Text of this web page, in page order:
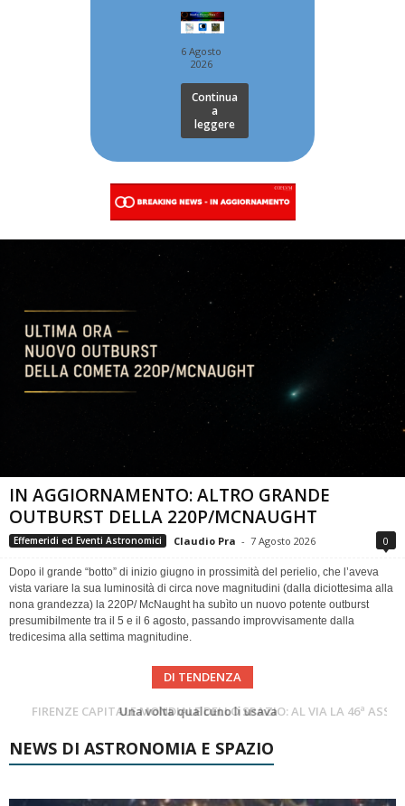
6 Agosto
2026
Continua
a
leggere
IN AGGIORNAMENTO: ALTRO GRANDE
OUTBURST DELLA 220P/MCNAUGHT
Effemeridi ed Eventi Astronomici Claudio Pra - 7 Agosto 2026 0
Dopo il grande “botto” di inizio giugno in prossimità del perielio, che l’aveva
vista variare la sua luminosità di circa nove magnitudini (dalla diciottesima alla
nona grandezza) la 220P/ McNaught ha subìto un nuovo potente outburst
presumibilmente tra il 5 e il 6 agosto, passando improvvisamente dalla
tredicesima alla settima magnitudine.
DI TENDENZA
FIRENZE CAPITALE MONDIALE DELLO SPAZIO: AL VIA LA 46ª ASSEMBLEA SCIENTIFICA DEL COSPAR
Cielo del Mese di Agosto 2026
NEWS DI ASTRONOMIA E SPAZIO